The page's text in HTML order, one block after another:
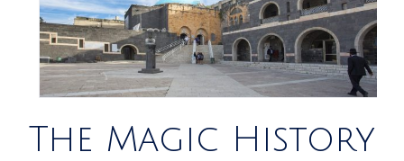
The Magic History